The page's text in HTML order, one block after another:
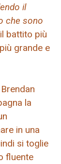
il
che sono
battito più
grande e
la
in una
si toglie
fluente